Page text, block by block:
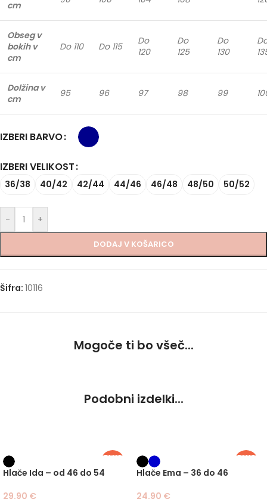
cm
Obseg v
bokih v
cm
Do 110 Do 115
Do
120
Do
125
Do
130
Dolžina v
cm
95 96 97 98 99
IZBERI BARVO
IZBERI VELIKOST
36/38 40/42 42/44 44/46 46/48 48/50 50/52
- +
DODAJ V KOŠARICO
Šifra: 10116
Mogoče ti bo všeč...
Podobni izdelki...
PLUS
Hlače Ida – od 46 do 54
29.90 €
PLUS
Hlače Ema – 36 do 46
24.90 €